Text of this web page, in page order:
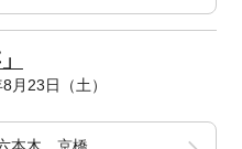
月23日（土）